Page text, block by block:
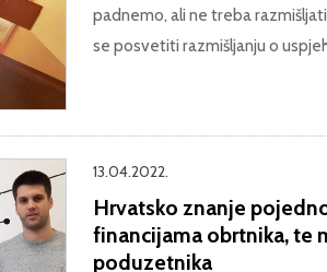
padnemo, ali ne treba
se posvetiti razmišljanju o
13.04.2022.
Hrvatsko znanje
financijama obrtnika, te
poduzetnika